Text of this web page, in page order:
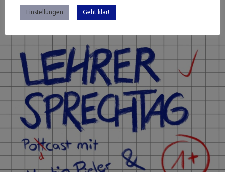
Einstellungen Geht klar!